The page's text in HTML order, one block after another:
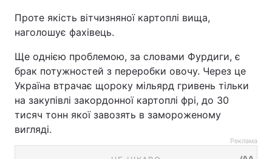
Проте якість вітчизняної картоплі вища,
наголошує фахівець.
Ще однією проблемою, за словами Фурдиги, є
брак потужностей з переробки овочу. Через це
Україна втрачає щороку мільярд гривень тільки
на закупівлі закордонної картоплі фрі, до 30
тисяч тонн якої завозять в замороженому
вигляді.
Реклама